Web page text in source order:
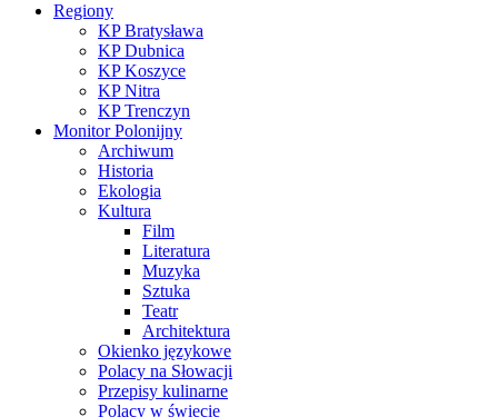
Regiony
KP Bratysława
KP Dubnica
KP Koszyce
KP Nitra
KP Trenczyn
Monitor Polonijny
Archiwum
Historia
Ekologia
Kultura
Film
Literatura
Muzyka
Sztuka
Teatr
Architektura
Okienko językowe
Polacy na Słowacji
Przepisy kulinarne
Polacy w świecie